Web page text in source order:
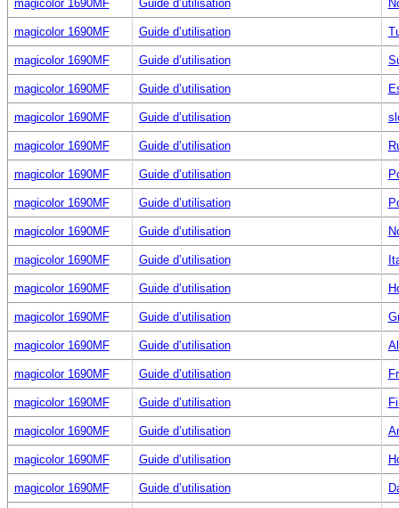
magicolor 1690MF Guide d’utilisation
magicolor 1690MF Guide d’utilisation
magicolor 1690MF Guide d’utilisation
magicolor 1690MF Guide d’utilisation
magicolor 1690MF Guide d’utilisation
magicolor 1690MF Guide d’utilisation
magicolor 1690MF Guide d’utilisation
magicolor 1690MF Guide d’utilisation
magicolor 1690MF Guide d’utilisation
magicolor 1690MF Guide d’utilisation
magicolor 1690MF Guide d’utilisation
magicolor 1690MF Guide d’utilisation
magicolor 1690MF Guide d’utilisation
magicolor 1690MF Guide d’utilisation
magicolor 1690MF Guide d’utilisation
magicolor 1690MF Guide d’utilisation
magicolor 1690MF Guide d’utilisation
magicolor 1690MF Guide d’utilisation